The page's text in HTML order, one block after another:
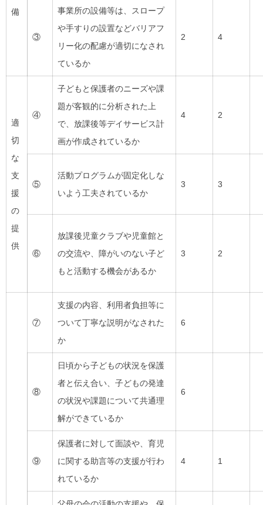
備
③
事業所の設備等は、スロープ
や手すりの設置などバリアフ
リー化の配慮が適切になされ
ているか
2 4
適
切
な
支
援
の
提
供
④
子どもと保護者のニーズや課
題が客観的に分析された上
で、放課後等デイサービス計
画が作成されているか
4 2
⑤
活動プログラムが固定化しな
いよう工夫されているか
3 3
⑥
放課後児童クラブや児童館と
の交流や、障がいのない子ど
もと活動する機会があるか
3 2
⑦
支援の内容、利用者負担等に
ついて丁寧な説明がなされた
か
6
⑧
日頃から子どもの状況を保護
者と伝え合い、子どもの発達
の状況や課題について共通理
解ができているか
6
⑨
保護者に対して面談や、育児
に関する助言等の支援が行わ
れているか
4 1